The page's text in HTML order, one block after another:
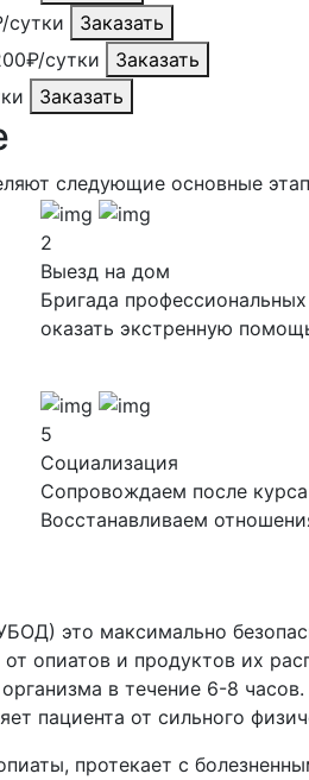
сутки
Заказать
сутки
Заказать
Заказать
следующие основные
2
Выезд на дом
Бригада
оказать экстренную
5
Социализация
Сопровождаем после
Восстанавливаем
это максимально
опиатов и продуктов их
в течение 6-8
пациента от сильного
протекает с